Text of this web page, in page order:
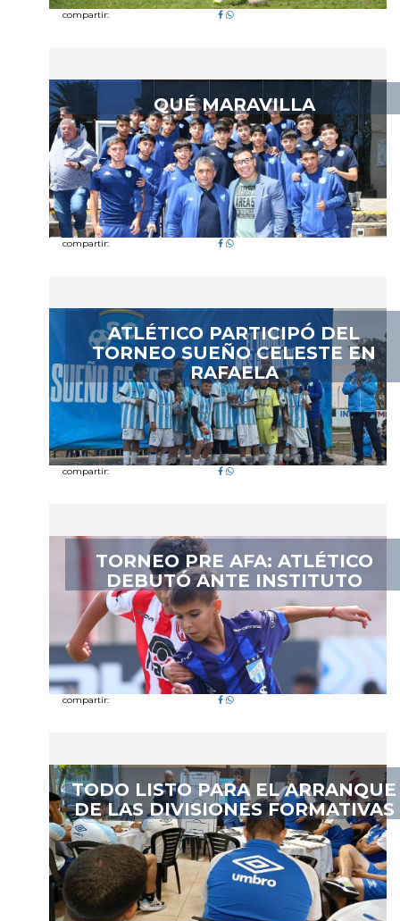
compartir:
QUÉ MARAVILLA
compartir:
ATLÉTICO PARTICIPÓ DEL
TORNEO SUEÑO CELESTE EN
RAFAELA
compartir:
TORNEO PRE AFA: ATLÉTICO
DEBUTÓ ANTE INSTITUTO
compartir:
TODO LISTO PARA EL ARRANQUE
DE LAS DIVISIONES FORMATIVAS